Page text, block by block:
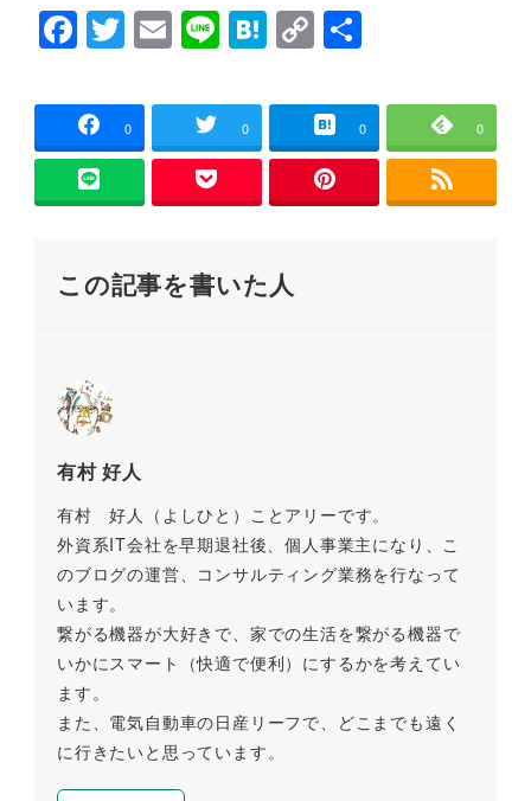
開
き
ま
F
a
c
e
b
o
k
T
wi
tt
er
E
m
ai
l
Li
n
e
H
at
e
n
C
o
p
y
Li
n
共
0 0 0 0
この記事を書いた人
有村 好人
有村 好人（よしひと）ことアリーです。
外資系IT会社を早期退社後、個人事業主になり、こ
のブログの運営、コンサルティング業務を行なって
います。
繋がる機器が大好きで、家での生活を繋がる機器で
いかにスマート（快適で便利）にするかを考えてい
ます。
また、電気自動車の日産リーフで、どこまでも遠く
に行きたいと思っています。